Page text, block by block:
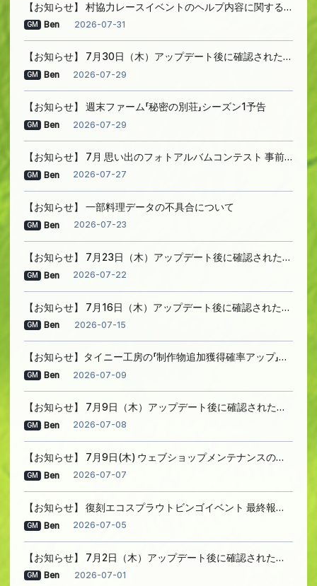
【お知らせ】 村協力レースイベントのヘルプ内容に関するお詫び
GM Ben 2026-07-31
【お知らせ】 7月30日（木）アップデート後に確認された問題のご案内
GM Ben 2026-07-29
【お知らせ】 週末ファーム「秘密の別荘」シーズン1予告
GM Ben 2026-07-29
【お知らせ】 7月 思い出のフォトアルバムコンテスト 事前のお知らせ
GM Ben 2026-07-27
【お知らせ】 一部料理データの不具合について
GM Ben 2026-07-23
【お知らせ】 7月23日（木）アップデート後に確認された問題のご案内
GM Ben 2026-07-22
【お知らせ】 7月16日（木）アップデート後に確認された問題のご案内
GM Ben 2026-07-15
【お知らせ】タイニー工房の「制作物追加獲得確率アップ」効果についてのご案内
GM Ben 2026-07-09
【お知らせ】 7月9日（木）アップデート後に確認された問題のご案内
GM Ben 2026-07-08
【お知らせ】 7月9日(木) ウェブショップメンテナンスのご案内
GM Ben 2026-07-07
【お知らせ】 復刻エコスプラウトビンゴイベント 最終報酬表示不具合について
GM Ben 2026-07-05
【お知らせ】 7月2日（木）アップデート後に確認された問題のご案内
GM Ben 2026-07-01